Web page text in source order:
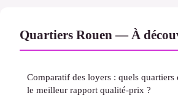
Quartiers Rouen — À
Comparatif des loyers : quels
le meilleur rapport qualité-prix ?